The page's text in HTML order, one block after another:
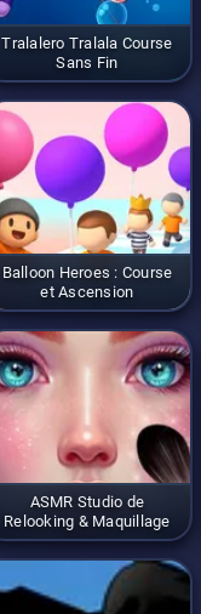
Tralalero Tralala Course
Sans Fin
Balloon Heroes : Course
et Ascension
ASMR Studio de
Relooking & Maquillage